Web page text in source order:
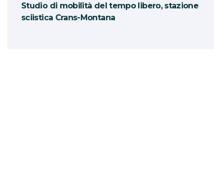
Studio di mobilità del tempo libero, stazione
sciistica Crans-Montana